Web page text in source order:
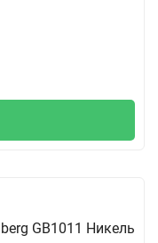
GB1011 Никель